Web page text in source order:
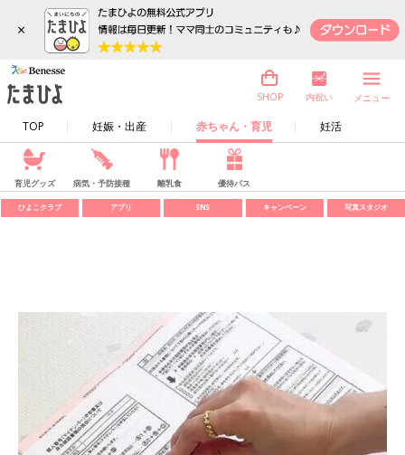
×
TOP 妊娠・出産 赤ちゃん・育児 妊活
SHOP 内祝い メニュー
育児グッズ 病気・予防接種 離乳食 優待パス
ひよこクラブ アプリ SNS キャンペーン 写真スタジオ